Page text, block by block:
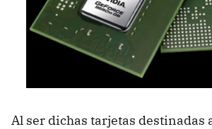
Al ser dichas tarjetas destinadas